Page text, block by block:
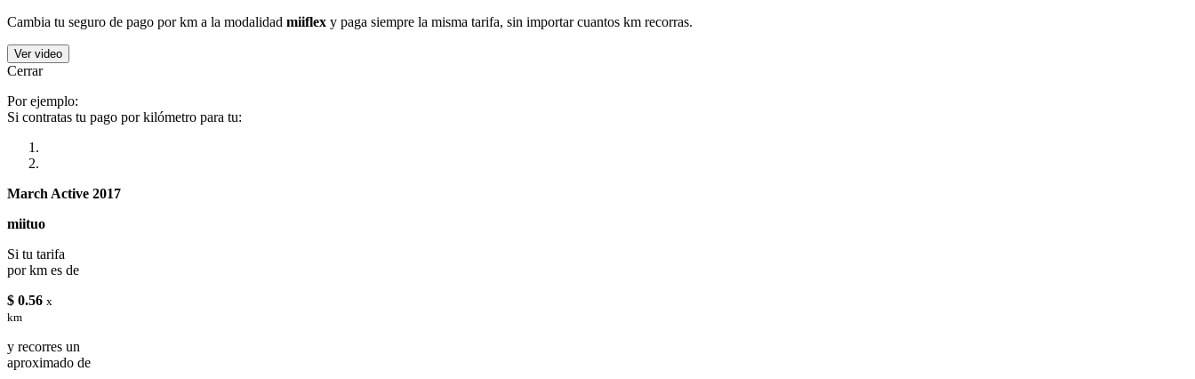
Cambia tu seguro de pago por km a la modalidad miiflex y paga siempre la misma tarifa, sin importar cuantos km recorras.
Ver video
Cerrar
Por ejemplo:
Si contratas tu pago por kilómetro para tu:
March Active 2017
miituo
Si tu tarifa
por km es de
$ 0.56 x
km
y recorres un
aproximado de